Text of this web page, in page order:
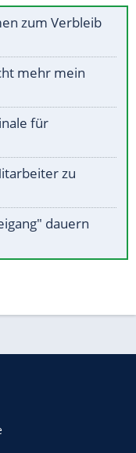
zum Verbleib
mehr mein
für
zu
dauern